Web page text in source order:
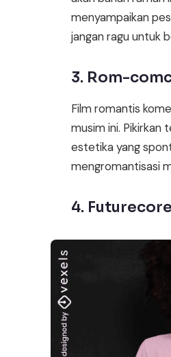
menyampaikan
jangan ragu untuk
3. Rom-
Film romantis
musim ini. Pikirkan
estetika yang
mengromantisasi
4. Futurecore